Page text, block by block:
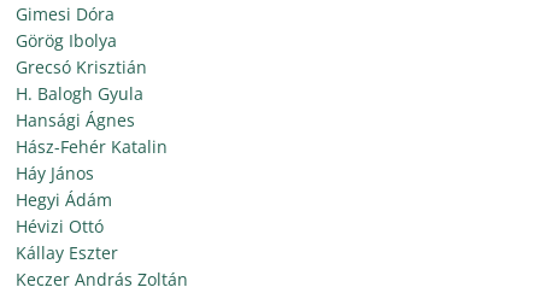
Gimesi Dóra
Görög Ibolya
Grecsó Krisztián
H. Balogh Gyula
Hansági Ágnes
Hász-Fehér Katalin
Háy János
Hegyi Ádám
Hévizi Ottó
Kállay Eszter
Keczer András Zoltán